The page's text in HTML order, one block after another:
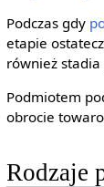
Podczas gdy
etapie
również
Podmiotem
obrocie
Rodzaje